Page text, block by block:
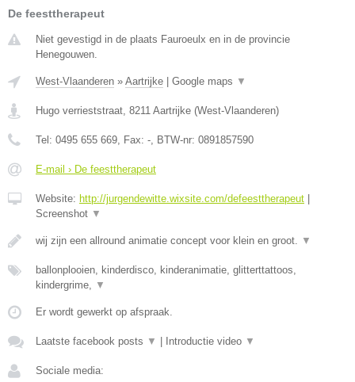
De feesttherapeut
Niet gevestigd in de plaats Fauroeulx en in de provincie
Henegouwen.
West-Vlaanderen » Aartrijke | Google maps ▼
Hugo verrieststraat 8211 Aartrijke (West-Vlaanderen)
Tel: 0495 655 669 , Fax: - , BTW-nr: 0891857590
E-mail › De feesttherapeut
Website: http://jurgendewitte.wixsite.com/defeesttherapeut |
Screenshot ▼
wij zijn een allround animatie concept voor klein en groot. ▼
ballonplooien, kinderdisco, kinderanimatie, glitterttattoos,
kindergrime,
▼
Er wordt gewerkt op afspraak.
Laatste facebook posts ▼ | Introductie video ▼
Sociale media: